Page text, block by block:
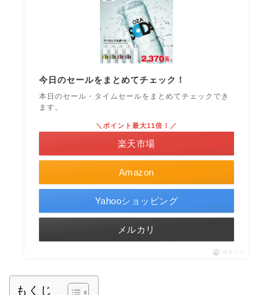
今日のセールをまとめてチェック！
本日のセール・タイムセールをまとめてチェックでき
ます。
Amazon
＼ポイント最大11倍！／
楽天市場
Yahooショッピング
メルカリ
ポチップ
もくじ